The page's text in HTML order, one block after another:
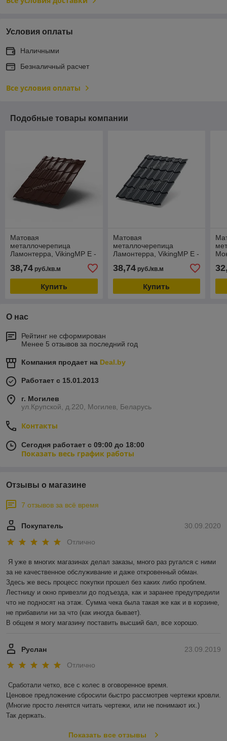
Условия оплаты
Наличными
Безналичный расчет
Все условия оплаты
Подобные товары компании
Матовая
металлочерепица
Ламонтерра, VikingMP E -
коричневый)
38,74 руб./кв.м
Купить
Матовая
металлочерепица
Ламонтерра, VikingMP E -
серый)
38,74руб./кв.м
Купить
О нас
Рейтинг не сформирован
Менее 5 отзывов за последний год
Компания продает на Deal.by
Работает с 15.01.2013
г. Могилев
ул.Крупской, д.220, Могилев, Беларусь
Контакты
Сегодня работает с 09:00 до 18:00
Показать весь график работы
Отзывы о магазине
7 отзывов за всё время
30.09.2020
Покупатель
Отлично
Я уже в многих магазинах делал заказы, много раз ругался с ними
за не качественное обслуживание и даже откровенный обман.
Здесь же весь процесс покупки прошел без каких либо проблем.
Лестницу и окно привезли до подъезда, как и заранее предупредили
что не подносят на этаж. Сумма чека была такая же как и в корзине,
не прибавили ни за что (как иногда бывает).
В общем я могу магазину поставить высший бал, все хорошо.
23.09.2019
Руслан
Отлично
Сработали четко, все с колес в оговоренное время.
Ценовое предложение сбросили быстро рассмотрев чертежи кровли.
(Многие просто ленятся читать чертежи, или не понимают их.)
Так держать.
Показать все отзывы